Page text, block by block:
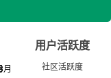
用户活跃度